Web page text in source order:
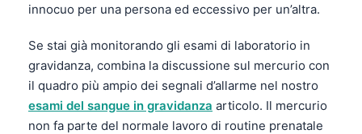
innocuo per una persona ed eccessivo per un’altra.
Se stai già monitorando gli esami di laboratorio in
gravidanza, combina la discussione sul mercurio con
il quadro più ampio dei segnali d’allarme nel nostro
esami del sangue in gravidanza articolo. Il mercurio
non fa parte del normale lavoro di routine prenatale
Кыргызча
Татар теле
Беларуская мова
Esperanto
Frysk